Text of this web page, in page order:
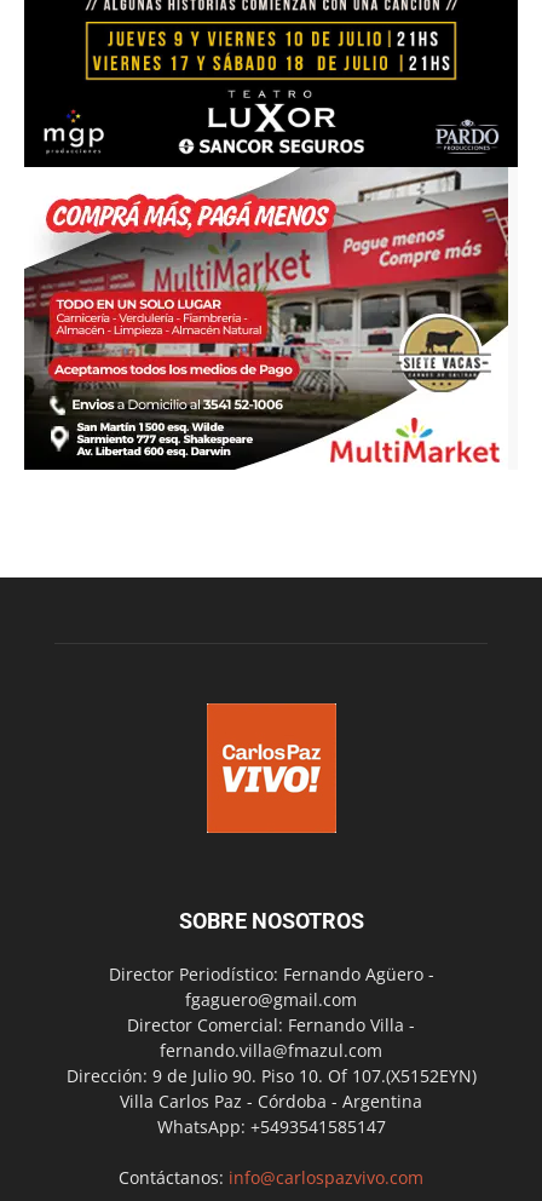
SOBRE NOSOTROS
Director Periodístico: Fernando Agüero -
fgaguero@gmail.com
Director Comercial: Fernando Villa -
fernando.villa@fmazul.com
Dirección: 9 de Julio 90. Piso 10. Of 107.(X5152EYN)
Villa Carlos Paz - Córdoba - Argentina
WhatsApp: +5493541585147
Contáctanos: info@carlospazvivo.com